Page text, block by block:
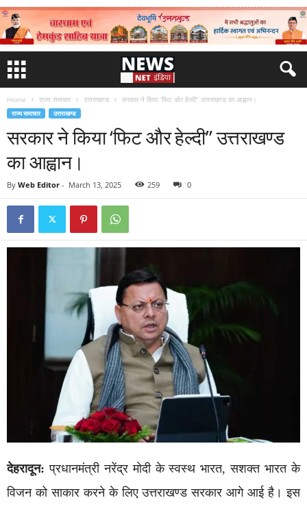
Home राज्य समाचार उत्तराखण्ड सरकार ने किया ‘फिट और हेल्दी” उत्तराखण्ड का आह्वान।
राज्य समाचार उत्तराखण्ड
सरकार ने किया ‘फिट और हेल्दी” उत्तराखण्ड
का आह्वान।
By Web Editor - March 13, 2025 259 0
देहरादून:प्रधानमंत्री नरेंद्र मोदी के स्वस्थ भारत, सशक्त भारत के
विजन को साकार करने के लिए उत्तराखण्ड सरकार आगे आई है। इस